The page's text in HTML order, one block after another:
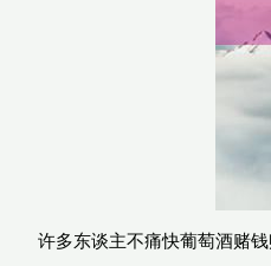
许多东谈主不痛快葡萄酒赌